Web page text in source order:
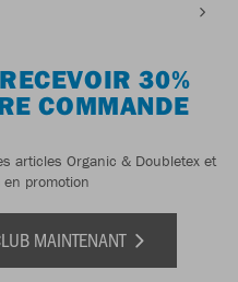
30%
COMMANDE
articles Organic & Doubletex et
promotion
MAINTENANT